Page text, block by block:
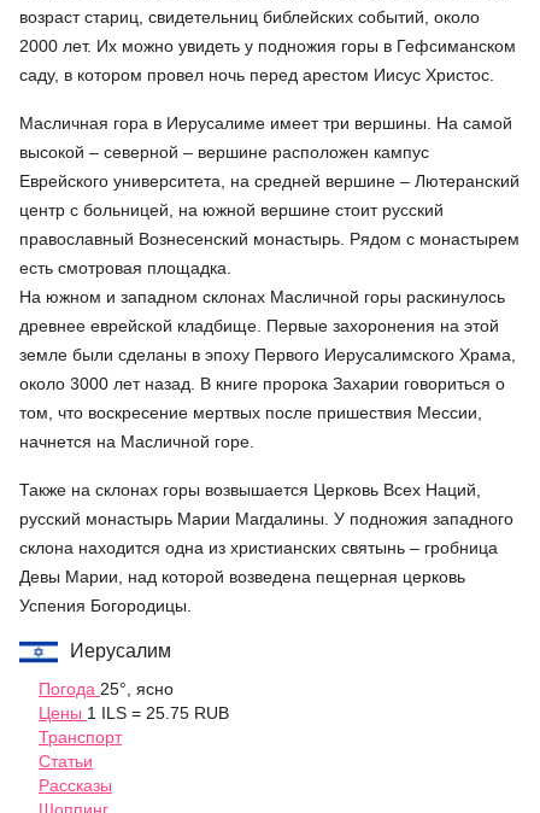
возраст стариц, свидетельниц библейских событий, около
2000 лет. Их можно увидеть у подножия горы в Гефсиманском
саду, в котором провел ночь перед арестом Иисус Христос.
Масличная гора в Иерусалиме имеет три вершины. На самой
высокой – северной – вершине расположен кампус
Еврейского университета, на средней вершине – Лютеранский
центр с больницей, на южной вершине стоит русский
православный Вознесенский монастырь. Рядом с монастырем
есть смотровая площадка.
На южном и западном склонах Масличной горы раскинулось
древнее еврейской кладбище. Первые захоронения на этой
земле были сделаны в эпоху Первого Иерусалимского Храма,
около 3000 лет назад. В книге пророка Захарии говориться о
том, что воскресение мертвых после пришествия Мессии,
начнется на Масличной горе.
Также на склонах горы возвышается Церковь Всех Наций,
русский монастырь Марии Магдалины. У подножия западного
склона находится одна из христианских святынь – гробница
Девы Марии, над которой возведена пещерная церковь
Успения Богородицы.
Иерусалим
Погода 25°, ясно
Цены 1 ILS = 25.75 RUB
Транспорт
Статьи
Рассказы